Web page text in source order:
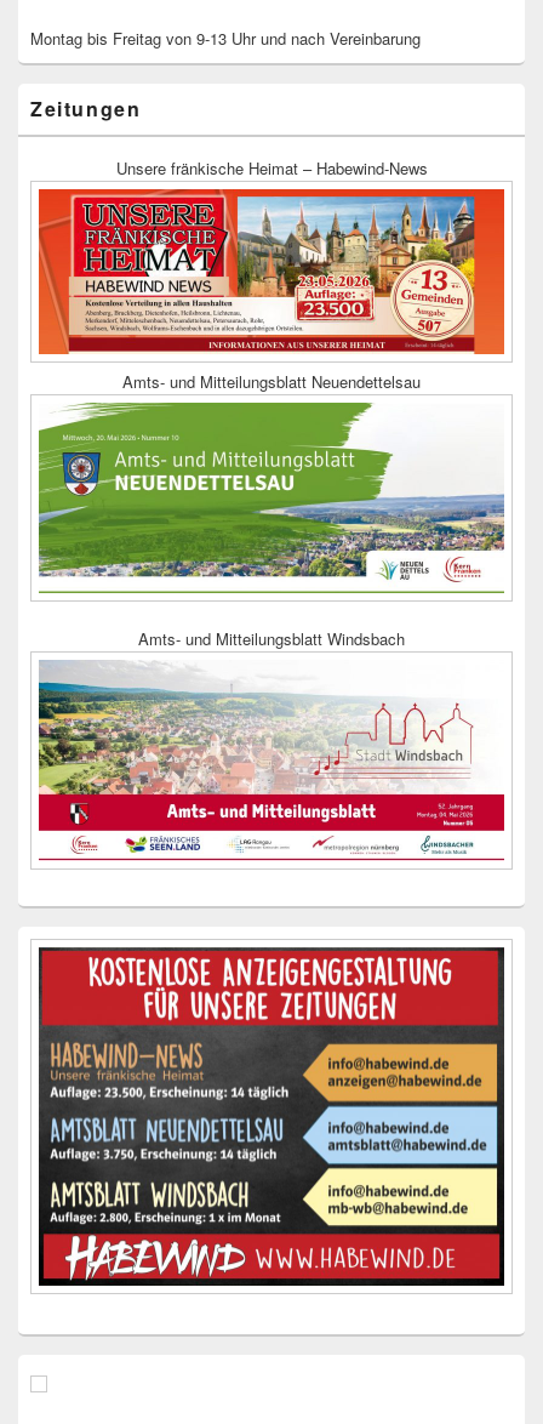
Montag bis Freitag von 9-13 Uhr und nach Vereinbarung
Zeitungen
Unsere fränkische Heimat – Habewind-News
Amts- und Mitteilungsblatt Neuendettelsau
Amts- und Mitteilungsblatt Windsbach